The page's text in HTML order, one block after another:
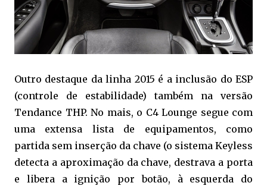
Outro destaque da linha 2015 é a inclusão do ESP
(controle de estabilidade) também na versão
Tendance THP. No mais, o C4 Lounge segue com
uma extensa lista de equipamentos, como
partida sem inserção da chave (o sistema Keyless
detecta a aproximação da chave, destrava a porta
e libera a ignição por botão, à esquerda do